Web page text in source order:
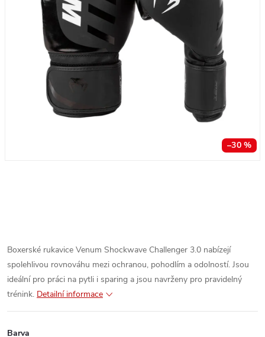
–30 %
Boxerské rukavice Venum Shockwave Challenger 3.0 nabízejí
spolehlivou rovnováhu mezi ochranou, pohodlím a odolností. Jsou
ideální pro práci na pytli i sparing a jsou navrženy pro pravidelný
trénink. Detailní informace
Barva